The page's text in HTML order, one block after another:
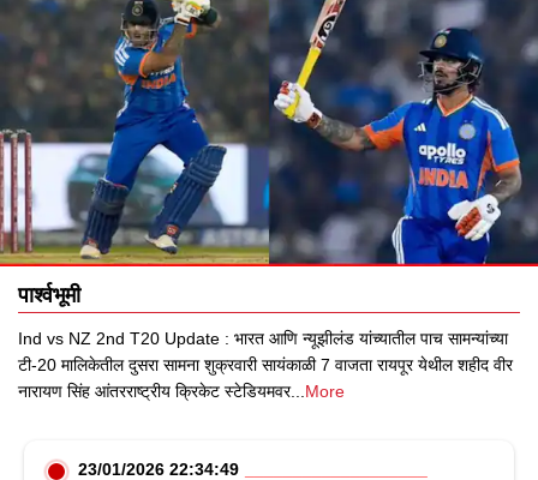
पार्श्वभूमी
Ind vs NZ 2nd T20 Update : भारत आणि न्यूझीलंड यांच्यातील पाच सामन्यांच्या
टी-20 मालिकेतील दुसरा सामना शुक्रवारी सायंकाळी 7 वाजता रायपूर येथील शहीद वीर
नारायण सिंह आंतरराष्ट्रीय क्रिकेट स्टेडियमवर... More
23/01/2026 22:34:49